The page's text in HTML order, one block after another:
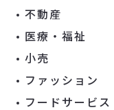
不動産
医療・福祉
小売
ファッション
フードサービス